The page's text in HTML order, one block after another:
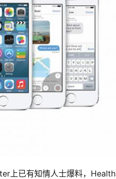
上已有知情人士爆料，